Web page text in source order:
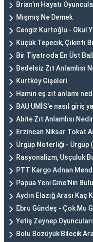
Brian'ın Hayatı
Mışmış Ne Demek
Cengiz Kurtoğlu - Okul
Küçük Tepecik, Çıkıntı
Bir Tiyatroda En Üst
Bedelsiz Zıt Anlamlısı
Kurtköy Gişeleri
Hamın eş zıt anlamı
BAU UMİS'e nasıl giriş
Abite Zıt Anlamlısı
Erzincan Niksar Tokat
Ürgüp Noterliği - Ürgüp
Rasyonalizm, Usçuluk
PTT Kargo Adnan
Papua Yeni Gine'Nin
Aydın Elazığ Arası Kaç
Ebru Gündeş - Çok Mu
Yetiş Zeynep
Bolu Bozüyük Bilecik